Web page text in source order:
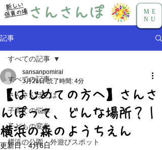
新しい
保育の場 さんさんぽ
ME
NU
記事
すべての記事
さんさんぽとは
子育ての悩み
子どもの変化
横浜の公園・外遊びスポット
すべての記事
【はじめての方へ】さんさ
んぽって、どんな場所？｜
横浜の森のようちえん
sansanpomirai
3月21日 読了時間: 4分
更新日：4月6日